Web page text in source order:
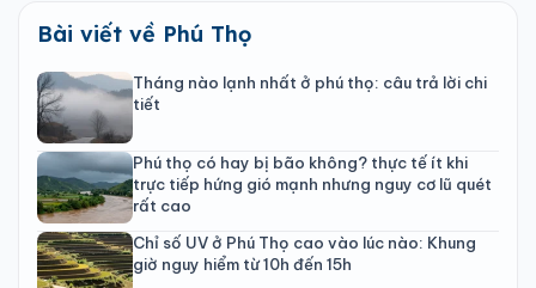
Bài viết về Phú Thọ
Tháng nào lạnh nhất ở phú thọ: câu trả lời chi
tiết
Phú thọ có hay bị bão không? thực tế ít khi
trực tiếp hứng gió mạnh nhưng nguy cơ lũ quét
rất cao
Chỉ số UV ở Phú Thọ cao vào lúc nào: Khung
giờ nguy hiểm từ 10h đến 15h